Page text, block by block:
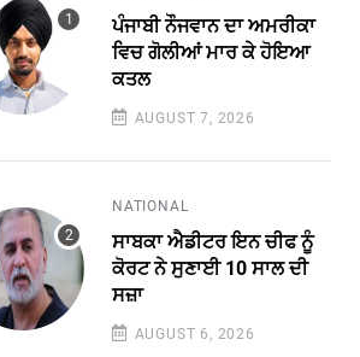
ਪੰਜਾਬੀ ਨੌਜਵਾਨ ਦਾ ਅਮਰੀਕਾ
ਵਿਚ ਗੋਲੀਆਂ ਮਾਰ ਕੇ ਹੋਇਆ
ਕਤਲ
AUGUST 7, 2026
NATIONAL
ਸਾਬਕਾ ਐਡੀਟਰ ਇਨ ਚੀਫ ਨੂੰ
ਕੋਰਟ ਨੇ ਸੁਣਾਈ 10 ਸਾਲ ਦੀ
ਸਜ਼ਾ
AUGUST 6, 2026